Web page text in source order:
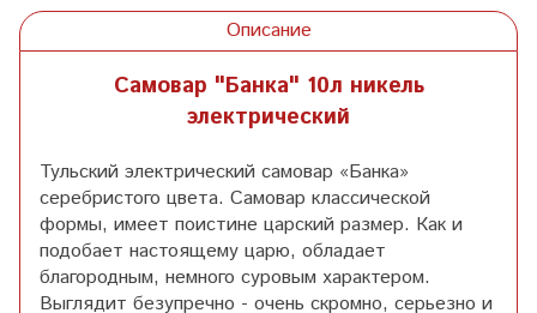
Описание
Самовар "Банка" 10л никель
электрический
Тульский электрический самовар «Банка»
серебристого цвета. Самовар классической
формы, имеет поистине царский размер. Как и
подобает настоящему царю, обладает
благородным, немного суровым характером.
Выглядит безупречно - очень скромно, серьезно и